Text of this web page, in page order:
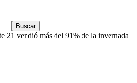
21 vendió más del 91% de la invernada